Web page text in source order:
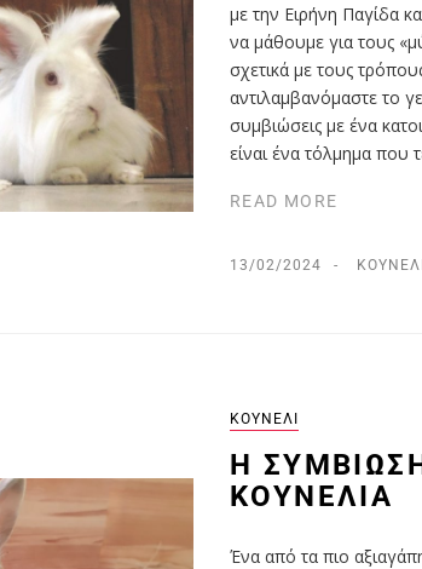
με την Ειρήνη Παγίδα
να μάθουμε για τους
σχετικά με τους
αντιλαμβανόμαστε το
συμβιώσεις με ένα
είναι ένα τόλμημα που
READ MORE
13/02/2024 ΚΟΥΝΈΛΙ
ΚΟΥΝΈΛΙ
Η
ΚΟΥΝΈΛΙΑ
Ένα από τα πιο